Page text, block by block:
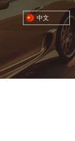
中文